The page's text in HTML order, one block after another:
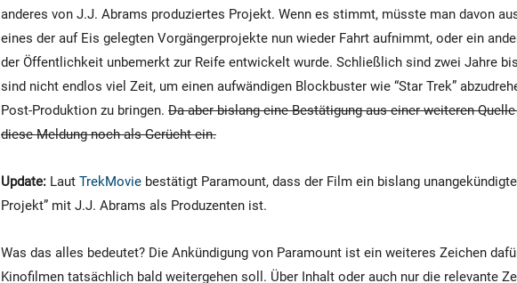
anderes von J.J. Abrams produziertes Projekt. Wenn es stimmt, müsste man davon
eines der auf Eis gelegten Vorgängerprojekte nun wieder Fahrt aufnimmt, oder ein
der Öffentlichkeit unbemerkt zur Reife entwickelt wurde. Schließlich sind zwei Jahre
sind nicht endlos viel Zeit, um einen aufwändigen Blockbuster wie “Star Trek”
Post-Produktion zu bringen. Da aber bislang eine Bestätigung aus einer weiteren
diese Meldung noch als Gerücht ein.
Update: Laut TrekMovie bestätigt Paramount, dass der Film ein bislang
Projekt” mit J.J. Abrams als Produzenten ist.
Was das alles bedeutet? Die Ankündigung von Paramount ist ein weiteres Zeichen
Kinofilmen tatsächlich bald weitergehen soll. Über Inhalt oder auch nur die relevante